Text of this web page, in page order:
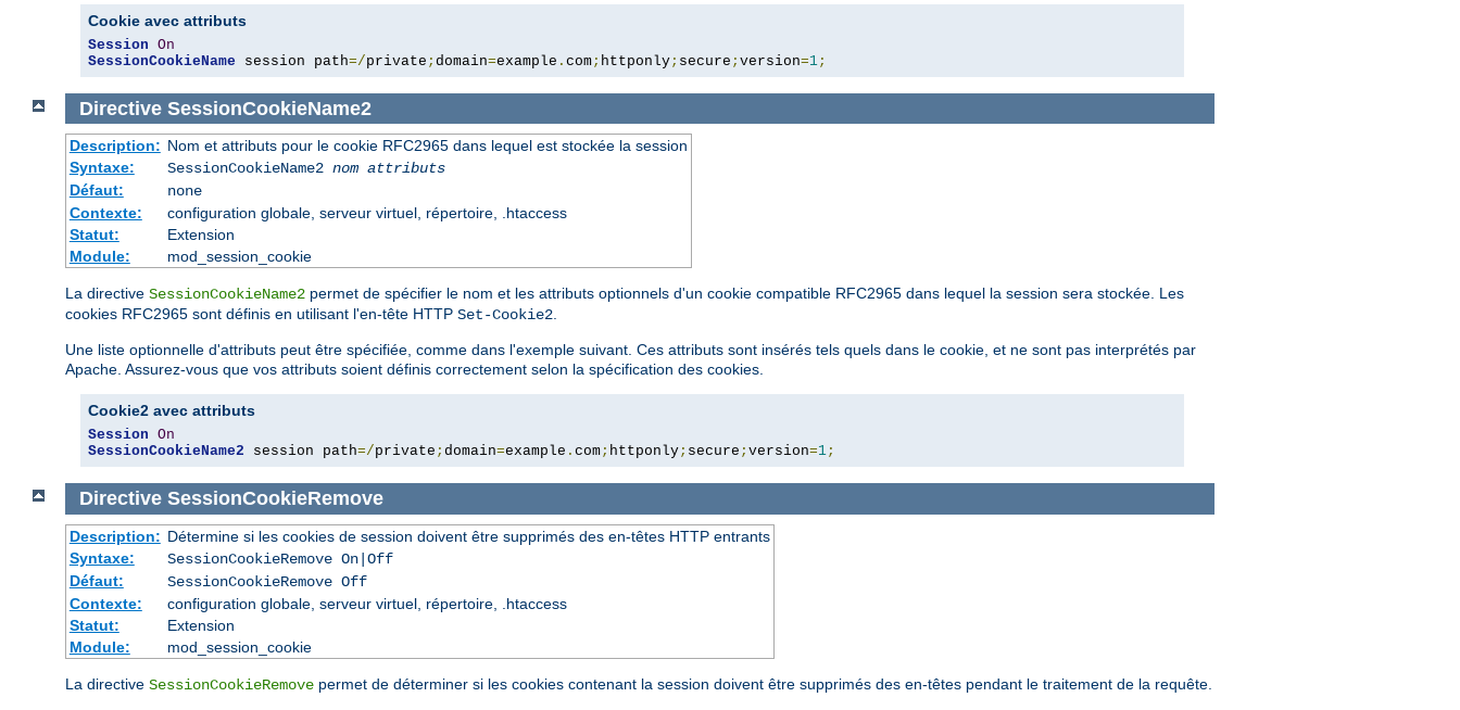
Cookie avec attributs
Session On
SessionCookieName session path=/private ; domain=example . com ; httponly ; secure ; version=1 ;
Directive SessionCookieName2
Description: Nom et attributs pour le cookie RFC2965 dans lequel est stockée la session
Syntaxe:
SessionCookieName2 nom attributs
Défaut:
none
Contexte:
configuration globale, serveur virtuel, répertoire, .htaccess
Statut:
Extension
Module:
mod_session_cookie
La directive SessionCookieName2 permet de spécifier le nom et les attributs optionnels d'un cookie compatible RFC2965 dans lequel la session sera stockée. Les
cookies RFC2965 sont définis en utilisant l'en-tête HTTP Set-Cookie2.
Une liste optionnelle d'attributs peut être spécifiée, comme dans l'exemple suivant. Ces attributs sont insérés tels quels dans le cookie, et ne sont pas interprétés par
Apache. Assurez-vous que vos attributs soient définis correctement selon la spécification des cookies.
Cookie2 avec attributs
Session On
SessionCookieName2 session path=/private ; domain=example . com; httponly; secure ; version=1;
Directive SessionCookieRemove
Description: Détermine si les cookies de session doivent être supprimés des en-têtes HTTP entrants
Syntaxe:
SessionCookieRemove On|Off
Défaut:
SessionCookieRemove Off
Contexte:
configuration globale, serveur virtuel, répertoire, .htaccess
Statut:
Extension
Module:
mod_session_cookie
La directive SessionCookieRemove permet de déterminer si les cookies contenant la session doivent être supprimés des en-têtes pendant le traitement de la requête.